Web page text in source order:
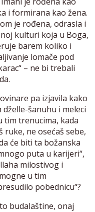
i formirana kao žena.
je rođena, odrasla i
kulturi koja u Boga,
barem koliko i
lomače pod
– ne bi trebali
pa izjavila kako
šanuhu i meleci
tim trenucima, kada
ruke, ne osećaš sebe,
će biti ta božanska
puta u karijeri“,
milostivog i
u tim
pobednicu“?
budalaštine, onaj